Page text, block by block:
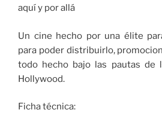
aquí y por allá
Un cine hecho por una élite
para poder distribuirlo,
todo hecho bajo las pautas de
Hollywood.
Ficha técnica: